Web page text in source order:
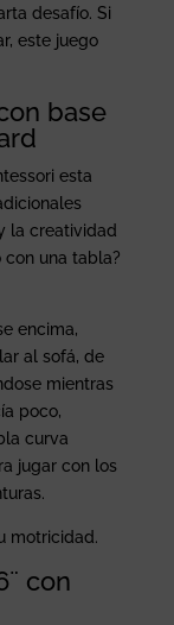
desafío. Si
este juego
base
esta
la creatividad
una tabla?
encima,
al sofá, de
mientras
poco,
curva
jugar con los
motricidad.
con